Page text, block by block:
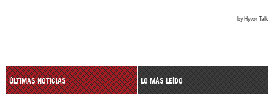
ÚLTIMAS NOTICIAS LO MÁS LEÍDO